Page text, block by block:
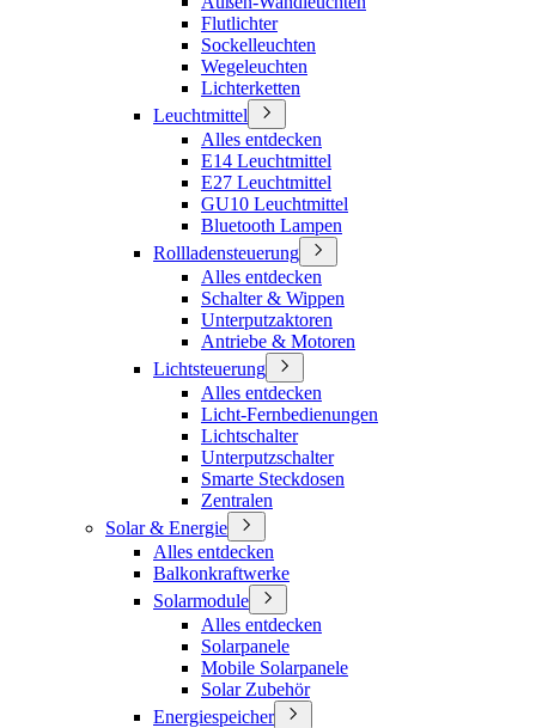
Flutlichter
Sockelleuchten
Wegeleuchten
Lichterketten
Leuchtmittel
Alles entdecken
E14 Leuchtmittel
E27 Leuchtmittel
GU10 Leuchtmittel
Bluetooth Lampen
Rollladensteuerung
Alles entdecken
Schalter & Wippen
Unterputzaktoren
Antriebe & Motoren
Lichtsteuerung
Alles entdecken
Licht-Fernbedienungen
Lichtschalter
Unterputzschalter
Smarte Steckdosen
Zentralen
Solar & Energie
Alles entdecken
Balkonkraftwerke
Solarmodule
Alles entdecken
Solarpanele
Mobile Solarpanele
Solar Zubehör
Energiespeicher